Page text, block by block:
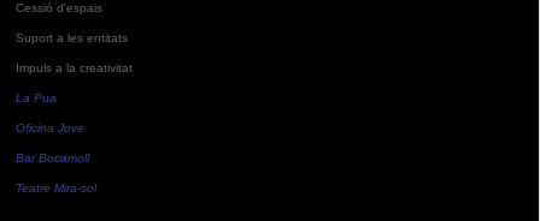
Cessió d'espais
Suport a les entitats
Impuls a la creativitat
La Pua
Oficina Jove
Bar Bocamoll
Teatre Mira-sol